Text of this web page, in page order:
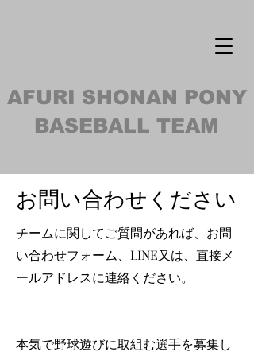
AFURI SHONAN PONY
BASEBALL TEAM
​お問い合わせください
チームに関してご質問があれば、お問
い合わせフォーム、LINE又は、直接メ
ールアドレスに連絡ください。
本気で野球遊びに取組む選手を募集し